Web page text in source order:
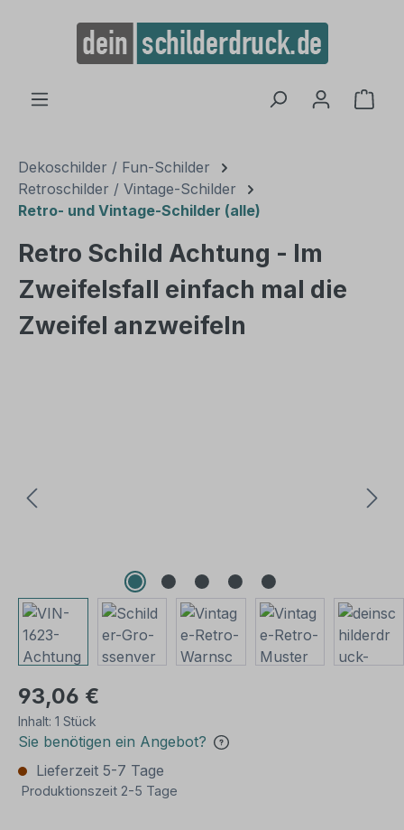
springen
Dekoschilder / Fun-Schilder
Retroschilder / Vintage-Schilder
Retro- und Vintage-Schilder (alle)
Retro Schild Achtung - Im
Zweifelsfall einfach mal die
Zweifel anzweifeln
93,06 €
Inhalt: 1 Stück
Sie benötigen ein Angebot?
Lieferzeit 5-7 Tage
Produktionszeit 2-5 Tage